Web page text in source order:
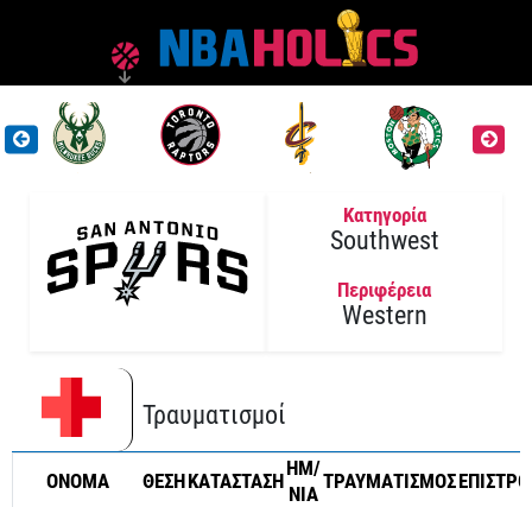
Κατηγορία
Southwest
Περιφέρεια
Western
Τραυματισμοί
ONOMA ΘΕΣΗΚΑΤΑΣΤΑΣΗ
ΗΜ/
ΝΙΑ
ΤΡΑΥΜΑΤΙΣΜΟΣ